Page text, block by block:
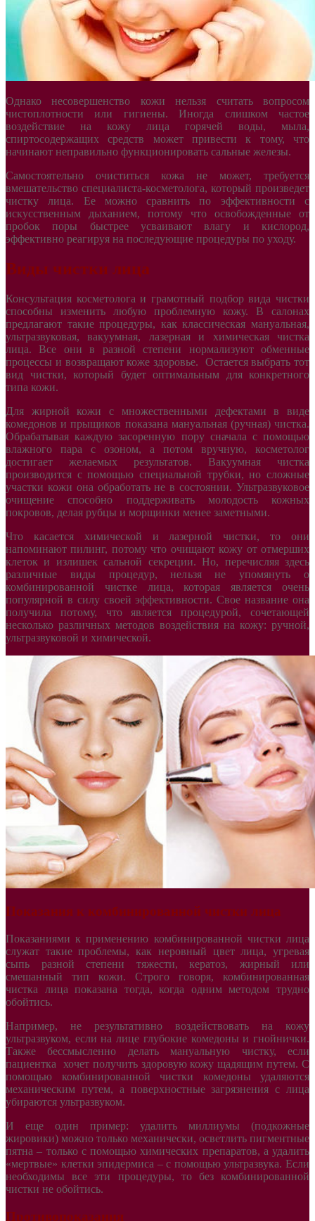
Однако несовершенство кожи нельзя считать вопросом
чистоплотности или гигиены. Иногда слишком частое
воздействие на кожу лица горячей воды, мыла,
спиртосодержащих средств может привести к тому, что
начинают неправильно функционировать сальные железы.
Самостоятельно очиститься кожа не может, требуется
вмешательство специалиста-косметолога, который произведет
чистку лица. Ее можно сравнить по эффективности с
искусственным дыханием, потому что освобожденные от
пробок поры быстрее усваивают влагу и кислород,
эффективно реагируя на последующие процедуры по уходу.
Виды чистки лица
Консультация косметолога и грамотный подбор вида чистки
способны изменить любую проблемную кожу. В салонах
предлагают такие процедуры, как классическая мануальная,
ультразвуковая, вакуумная, лазерная и химическая чистка
лица. Все они в разной степени нормализуют обменные
процессы и возвращают коже здоровье. Остается выбрать тот
вид чистки, который будет оптимальным для конкретного
типа кожи.
Для жирной кожи с множественными дефектами в виде
комедонов и прыщиков показана мануальная (ручная) чистка.
Обрабатывая каждую засоренную пору сначала с помощью
влажного пара с озоном, а потом вручную, косметолог
достигает желаемых результатов. Вакуумная чистка
производится с помощью специальной трубки, но сложные
участки кожи она обработать не в состоянии. Ультразвуковое
очищение способно поддерживать молодость кожных
покровов, делая рубцы и морщинки менее заметными.
Что касается химической и лазерной чистки, то они
напоминают пилинг, потому что очищают кожу от отмерших
клеток и излишек сальной секреции. Но, перечисляя здесь
различные виды процедур, нельзя не упомянуть о
комбинированной чистке лица, которая является очень
популярной в силу своей эффективности. Свое название она
получила потому, что является процедурой, сочетающей
несколько различных методов воздействия на кожу: ручной,
ультразвуковой и химической.
Показания к комбинированной чистки лица
Показаниями к применению комбинированной чистки лица
служат такие проблемы, как неровный цвет лица, угревая
сыпь разной степени тяжести, кератоз, жирный или
смешанный тип кожи. Строго говоря, комбинированная
чистка лица показана тогда, когда одним методом трудно
обойтись.
Например, не результативно воздействовать на кожу
ультразвуком, если на лице глубокие комедоны и гнойнички.
Также бессмысленно делать мануальную чистку, если
пациентка хочет получить здоровую кожу щадящим путем. С
помощью комбинированной чистки комедоны удаляются
механическим путем, а поверхностные загрязнения с лица
убираются ультразвуком.
И еще один пример: удалить миллиумы (подкожные
жировики) можно только механически, осветлить пигментные
пятна – только с помощью химических препаратов, а удалить
«мертвые» клетки эпидермиса – с помощью ультразвука. Если
необходимы все эти процедуры, то без комбинированной
чистки не обойтись.
Противопоказания